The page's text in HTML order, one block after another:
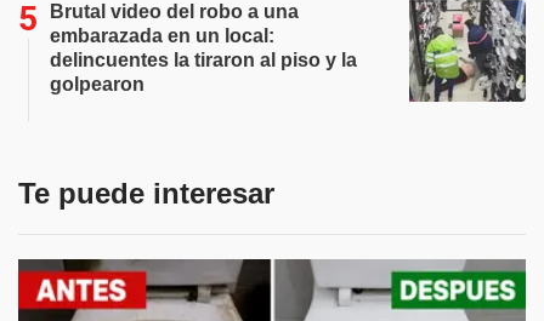
Brutal video del robo a una
embarazada en un local:
delincuentes la tiraron al piso y la
golpearon
Te puede interesar